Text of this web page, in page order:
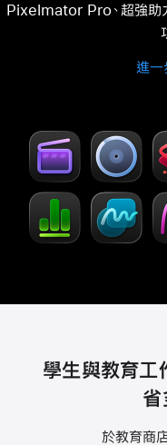
Pixelmator Pro、超強助
進一
學生與教育工
省
於教育商